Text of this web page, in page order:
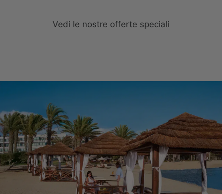
Vedi le nostre offerte speciali